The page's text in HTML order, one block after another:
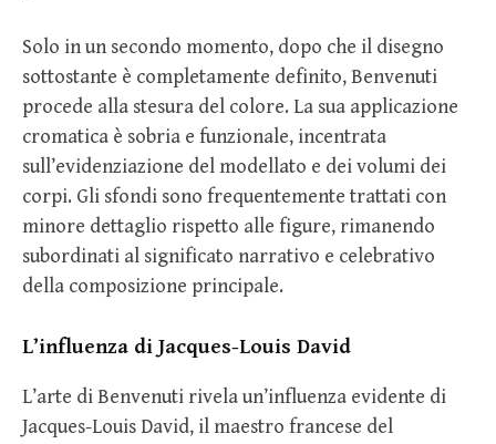
Solo in un secondo momento, dopo che il disegno
sottostante è completamente definito, Benvenuti
procede alla stesura del colore. La sua applicazione
cromatica è sobria e funzionale, incentrata
sull’evidenziazione del modellato e dei volumi dei
corpi. Gli sfondi sono frequentemente trattati con
minore dettaglio rispetto alle figure, rimanendo
subordinati al significato narrativo e celebrativo
della composizione principale.
L’influenza di Jacques-Louis David
L’arte di Benvenuti rivela un’influenza evidente di
Jacques-Louis David, il maestro francese del